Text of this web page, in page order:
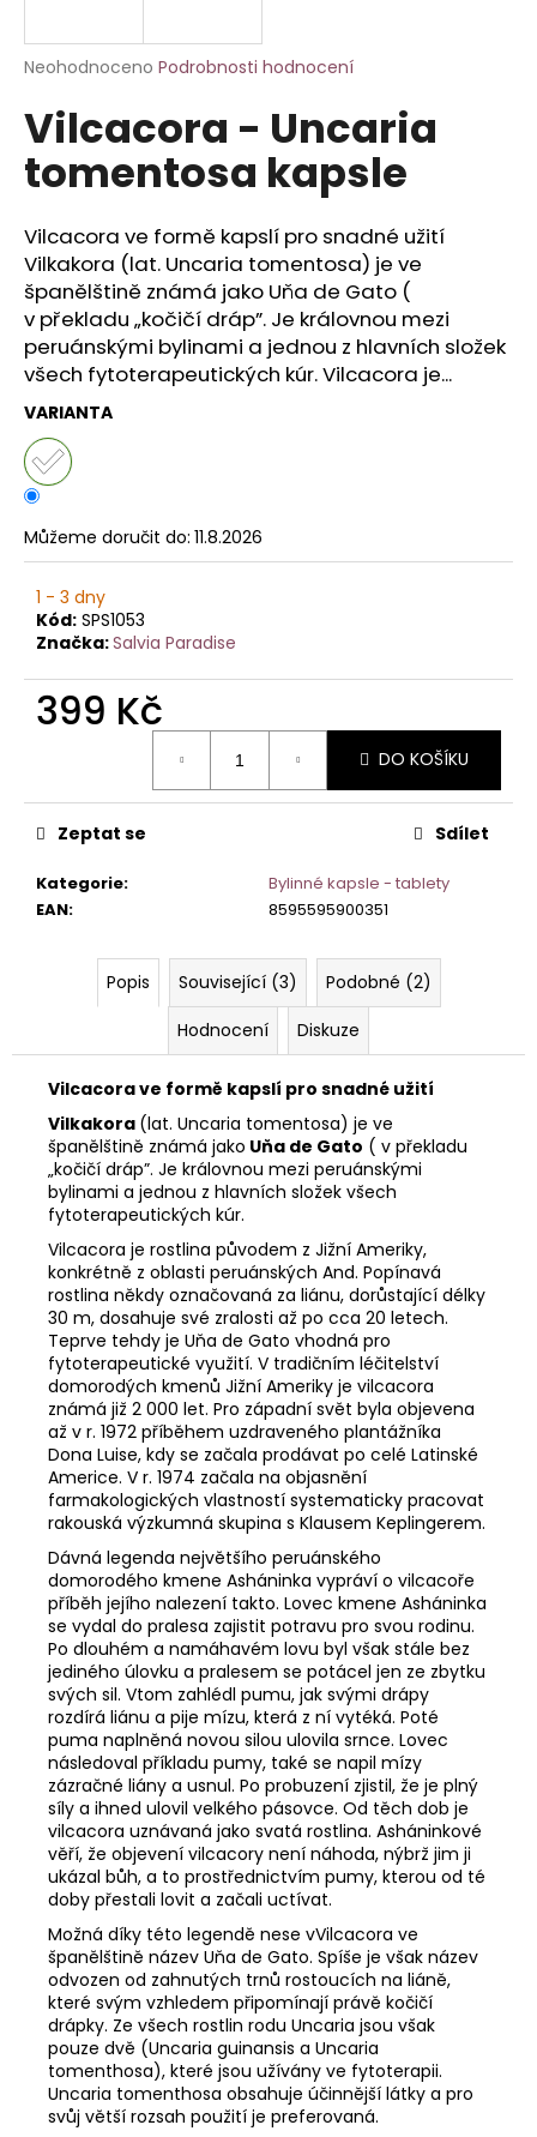
Průměrné
produktu
je
0,0
z
hvězdiček.
Neohodnoceno Podrobnosti hodnocení
Vilcacora - Uncaria
tomentosa kapsle
Vilcacora ve formě kapslí pro snadné užití
Vilkakora (lat. Uncaria tomentosa) je ve
španělštině známá jako Uňa de Gato (
v překladu „kočičí dráp”. Je královnou mezi
peruánskými bylinami a jednou z hlavních složek
všech fytoterapeutických kúr. Vilcacora je...
VARIANTA
Můžeme doručit do: 11.8.2026
1 - 3 dny
Kód: SPS1053
Značka:Salvia Paradise
399 Kč
DO KOŠÍKU
Kategorie:
Bylinné kapsle - tablety
EAN: 8595595900351
Zeptat se Sdílet
Popis Související (3)
Podobné (2)
Hodnocení
Diskuze
Vilcacora ve formě kapslí pro snadné užití
Vilkakora (lat. Uncaria tomentosa) je ve
španělštině známá jako Uňa de Gato ( v překladu
„kočičí dráp”. Je královnou mezi peruánskými
bylinami a jednou z hlavních složek všech
fytoterapeutických kúr.
Vilcacora je rostlina původem z Jižní Ameriky,
konkrétně z oblasti peruánských And. Popínavá
rostlina někdy označovaná za liánu, dorůstající délky
30 m, dosahuje své zralosti až po cca 20 letech.
Teprve tehdy je Uňa de Gato vhodná pro
fytoterapeutické využití. V tradičním léčitelství
domorodých kmenů Jižní Ameriky je vilcacora
známá již 2 000 let. Pro západní svět byla objevena
až v r. 1972 příběhem uzdraveného plantážníka
Dona Luise, kdy se začala prodávat po celé Latinské
Americe. V r. 1974 začala na objasnění
farmakologických vlastností systematicky pracovat
rakouská výzkumná skupina s Klausem Keplingerem.
Dávná legenda největšího peruánského
domorodého kmene Asháninka vypráví o vilcacoře
příběh jejího nalezení takto. Lovec kmene Asháninka
se vydal do pralesa zajistit potravu pro svou rodinu.
Po dlouhém a namáhavém lovu byl však stále bez
jediného úlovku a pralesem se potácel jen ze zbytku
svých sil. Vtom zahlédl pumu, jak svými drápy
rozdírá liánu a pije mízu, která z ní vytéká. Poté
puma naplněná novou silou ulovila srnce. Lovec
následoval příkladu pumy, také se napil mízy
zázračné liány a usnul. Po probuzení zjistil, že je plný
síly a ihned ulovil velkého pásovce. Od těch dob je
vilcacora uznávaná jako svatá rostlina. Asháninkové
věří, že objevení vilcacory není náhoda, nýbrž jim ji
ukázal bůh, a to prostřednictvím pumy, kterou od té
doby přestali lovit a začali uctívat.
Možná díky této legendě nese vVilcacora ve
španělštině název Uňa de Gato. Spíše je však název
odvozen od zahnutých trnů rostoucích na liáně,
které svým vzhledem připomínají právě kočičí
drápky. Ze všech rostlin rodu Uncaria jsou však
pouze dvě (Uncaria guinansis a Uncaria
tomenthosa), které jsou užívány ve fytoterapii.
Uncaria tomenthosa obsahuje účinnější látky a pro
svůj větší rozsah použití je preferovaná.
j
t
?
HLEDAT
D
o
p
o
r
u
č
u
e
m
e